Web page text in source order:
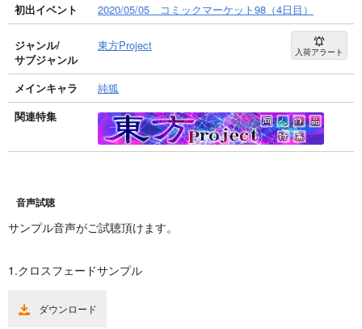
初出イベント
2020/05/05 コミックマーケット98（4日目）
ジャンル/
サブジャンル
東方Project 入荷アラート
メインキャラ
純狐
関連特集
音声試聴
サンプル音声がご試聴頂けます。
1.クロスフェードサンプル
ダウンロード